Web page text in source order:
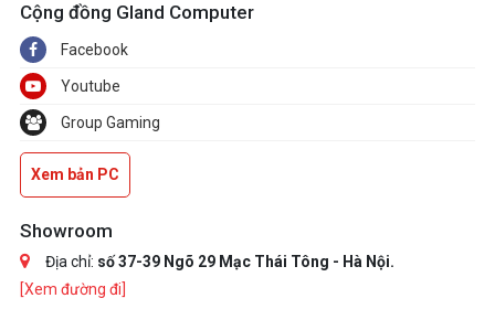
Cộng đồng Gland Computer
Facebook
Youtube
Group Gaming
Xem bản PC
Showroom
Địa chỉ: số 37-39 Ngõ 29 Mạc Thái Tông - Hà Nội.
[Xem đường đi]